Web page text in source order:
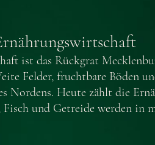
ist das Rückgrat
Felder, fruchtbare Böden
Nordens. Heute zählt die
Fisch und Getreide werden in